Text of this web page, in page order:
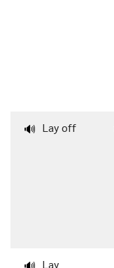
🔊 Lay off
Lay